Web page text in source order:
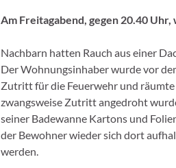
Am Freitagabend, gegen 20.40
Nachbarn hatten Rauch aus einer
Der Wohnungsinhaber wurde vor
Zutritt für die Feuerwehr und räumte
zwangsweise Zutritt angedroht
seiner Badewanne Kartons und
der Bewohner wieder sich dort
werden.